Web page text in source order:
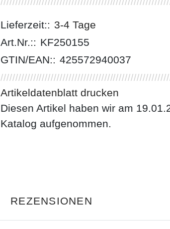
Lieferzeit:: 3-4 Tage
Art.Nr.:: KF250155
GTIN/EAN:: 425572940037
Artikeldatenblatt drucken
Diesen Artikel haben wir am
Katalog aufgenommen.
REZENSIONEN